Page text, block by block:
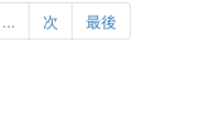
... 次 最後